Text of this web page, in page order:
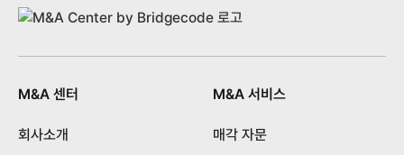
M&A 센터
회사소개
M&A 서비스
매각 자문